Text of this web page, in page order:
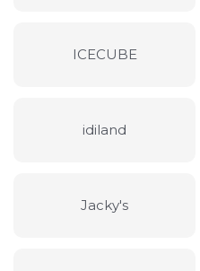
ICECUBE
idiland
Jacky's